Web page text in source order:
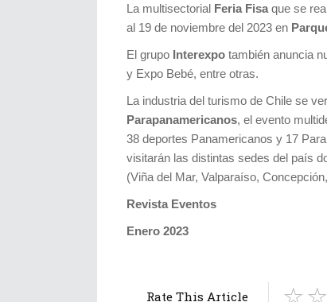
La multisectorial Feria Fisa que se
al 19 de noviembre del 2023 en
El grupo Interexpo también anuncia
y Expo Bebé, entre otras.
La industria del turismo de Chile se
Parapanamericanos, el evento
38 deportes Panamericanos y 17
visitarán las distintas sedes del país
(Viña del Mar, Valparaíso,
Revista Eventos
Enero 2023
Rate This Article